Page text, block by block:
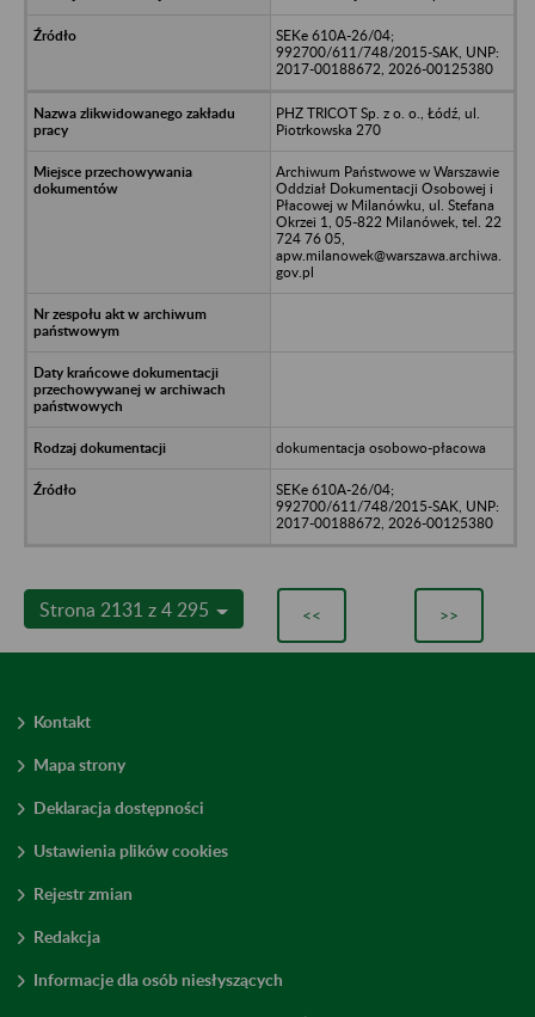
SEKe 610A-26/04;
992700/611/748/2015-SAK, UNP:
2017-00188672, 2026-00125380
PHZ TRICOT Sp. z o. o., Łódź, ul.
Piotrkowska 270
Archiwum Państwowe w Warszawie
Oddział Dokumentacji Osobowej i
Płacowej w Milanówku, ul. Stefana
Okrzei 1, 05-822 Milanówek, tel. 22
724 76 05,
apw.milanowek@warszawa.archiwa.
gov.pl
dokumentacja osobowo-płacowa
SEKe 610A-26/04;
992700/611/748/2015-SAK, UNP:
2017-00188672, 2026-00125380
Strona 2131 z 4 295 << >>
Kontakt
Mapa strony
Deklaracja dostępności
Ustawienia plików cookies
Rejestr zmian
Redakcja
Informacje dla osób niesłyszących